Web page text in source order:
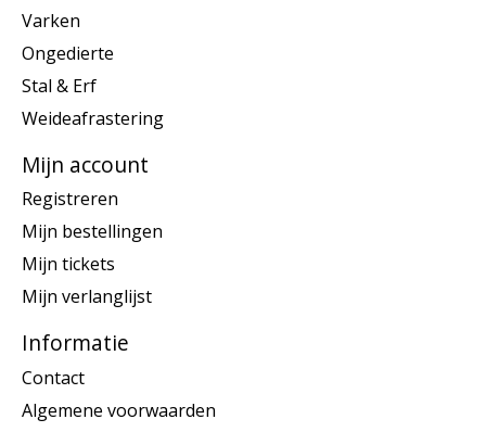
Varken
Ongedierte
Stal & Erf
Weideafrastering
Mijn account
Registreren
Mijn bestellingen
Mijn tickets
Mijn verlanglijst
Informatie
Contact
Algemene voorwaarden